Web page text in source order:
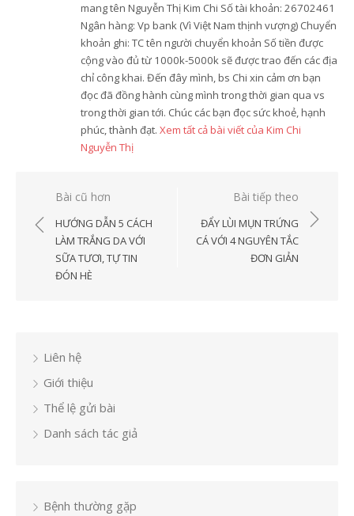
mang tên Nguyễn Thị Kim Chi Số tài khoản: 26702461
Ngân hàng: Vp bank (Vì Việt Nam thịnh vượng) Chuyển
khoản ghi: TC tên người chuyển khoản Số tiền được
cộng vào đủ từ 1000k-5000k sẽ được trao đến các địa
chỉ công khai. Đến đây mình, bs Chi xin cảm ơn bạn
đọc đã đồng hành cùng mình trong thời gian qua vs
trong thời gian tới. Chúc các bạn đọc sức khoẻ, hạnh
phúc, thành đạt. Xem tất cả bài viết của Kim Chi
Nguyễn Thị
Điều
hướng
viết
Bài cũ hơn
HƯỚNG DẪN 5 CÁCH
LÀM TRẮNG DA VỚI
SỮA TƯƠI, TỰ TIN
ĐÓN HÈ
Bài tiếp theo
ĐẨY LÙI MỤN TRỨNG
CÁ VỚI 4 NGUYÊN TẮC
ĐƠN GIẢN
Liên hệ
Giới thiệu
Thể lệ gửi bài
Danh sách tác giả
Bệnh thường gặp